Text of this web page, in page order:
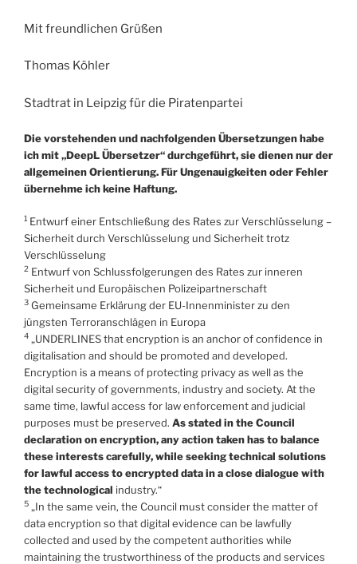
Mit freundlichen Grüßen
Thomas Köhler
Stadtrat in Leipzig für die Piratenpartei
Die vorstehenden und nachfolgenden Übersetzungen habe
ich mit „DeepL Übersetzer“ durchgeführt, sie dienen nur der
allgemeinen Orientierung. Für Ungenauigkeiten oder Fehler
übernehme ich keine Haftung.
1 Entwurf einer Entschließung des Rates zur Verschlüsselung –
Sicherheit durch Verschlüsselung und Sicherheit trotz
Verschlüsselung
2 Entwurf von Schlussfolgerungen des Rates zur inneren
Sicherheit und Europäischen Polizeipartnerschaft
3 Gemeinsame Erklärung der EU-Innenminister zu den
jüngsten Terroranschlägen in Europa
4 „UNDERLINES that encryption is an anchor of confidence in
digitalisation and should be promoted and developed.
Encryption is a means of protecting privacy as well as the
digital security of governments, industry and society. At the
same time, lawful access for law enforcement and judicial
purposes must be preserved. As stated in the Council
declaration on encryption, any action taken has to balance
these interests carefully, while seeking technical solutions
for lawful access to encrypted data in a close dialogue with
the technological industry.“
5 „In the same vein, the Council must consider the matter of
data encryption so that digital evidence can be lawfully
collected and used by the competent authorities while
maintaining the trustworthiness of the products and services